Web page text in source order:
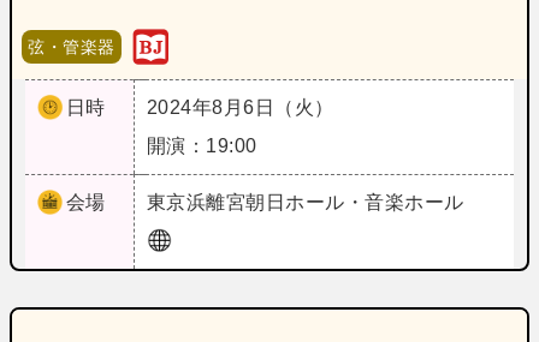
弦・管楽器
日時
2024年8月6日（火）
開演：19:00
会場 東京浜離宮朝日ホール・音楽ホール